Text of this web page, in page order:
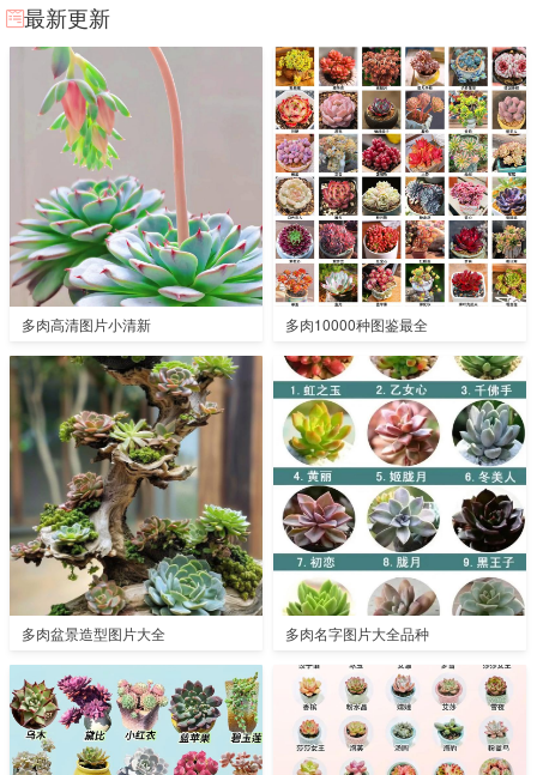
最新更新
多肉高清图片小清新 多肉10000种图鉴最全
多肉盆景造型图片大全 多肉名字图片大全品种